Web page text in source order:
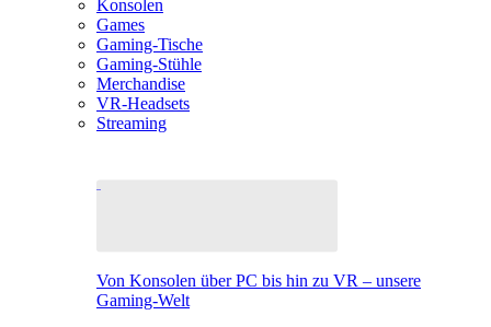
Konsolen
Games
Gaming-Tische
Gaming-Stühle
Merchandise
VR-Headsets
Streaming
Von Konsolen über PC bis hin zu VR – unsere
Gaming-Welt